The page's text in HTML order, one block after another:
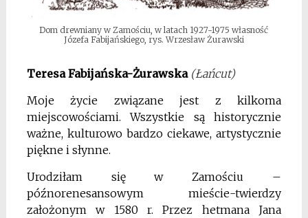
Dom drewniany w Zamościu, w latach 1927-1975 własność
Józefa Fabijańskiego, rys. Wrzesław Żurawski
Teresa Fabijańska-Żurawska (Łańcut)
Moje życie związane jest z kilkoma
miejscowościami. Wszystkie są historycznie
ważne, kulturowo bardzo ciekawe, artystycznie
piękne i słynne.
Urodziłam się w Zamościu –
późnorenesansowym mieście-twierdzy
założonym w 1580 r. Przez hetmana Jana